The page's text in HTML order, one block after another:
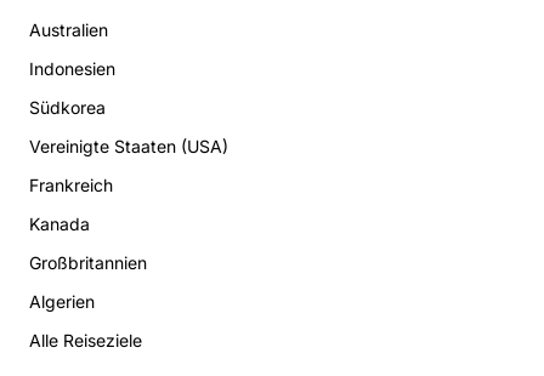
Australien
Indonesien
Südkorea
Vereinigte Staaten (USA)
Frankreich
Kanada
Großbritannien
Algerien
Alle Reiseziele